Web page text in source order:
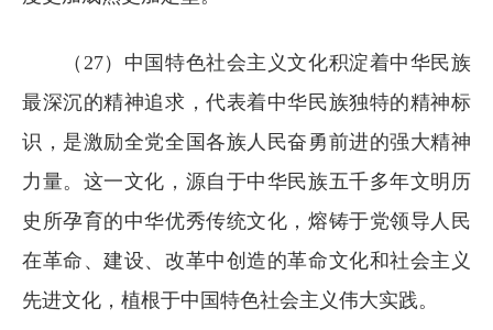
（27）中国特色社会主义文化积淀着中华民族
最深沉的精神追求，代表着中华民族独特的精神标
识，是激励全党全国各族人民奋勇前进的强大精神
力量。这一文化，源自于中华民族五千多年文明历
史所孕育的中华优秀传统文化，熔铸于党领导人民
在革命、建设、改革中创造的革命文化和社会主义
先进文化，植根于中国特色社会主义伟大实践。